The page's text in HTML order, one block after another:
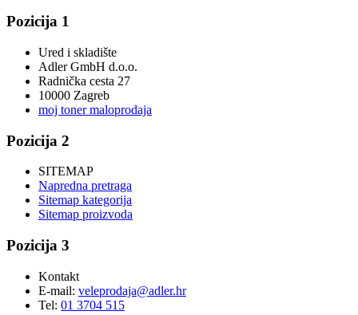
Pozicija 1
Ured i skladište
Adler GmbH d.o.o.
Radnička cesta 27
10000 Zagreb
moj toner maloprodaja
Pozicija 2
SITEMAP
Napredna pretraga
Sitemap kategorija
Sitemap proizvoda
Pozicija 3
Kontakt
E-mail: veleprodaja@adler.hr
Tel: 01 3704 515